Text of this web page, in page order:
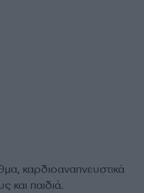
καρδιοαναπνευστικά
και παιδιά.